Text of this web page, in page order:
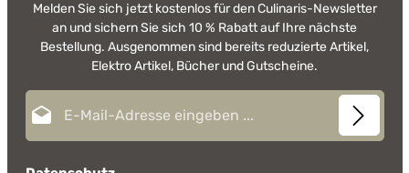
Melden Sie sich jetzt kostenlos für den Culinaris-Newsletter
an und sichern Sie sich 10 % Rabatt auf Ihre nächste
Bestellung. Ausgenommen sind bereits reduzierte Artikel,
Elektro Artikel, Bücher und Gutscheine.